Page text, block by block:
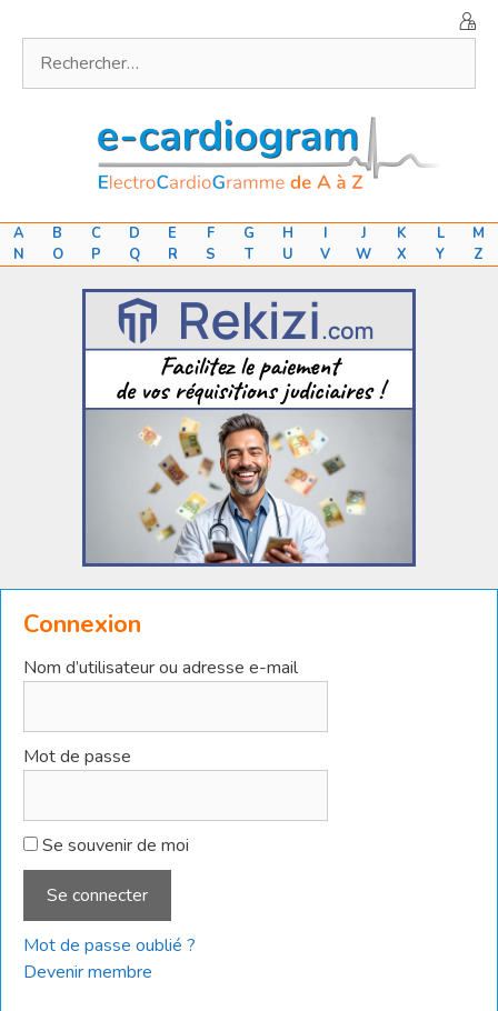
contenu
A B C D E F G H I J K L
M
N
O P Q R S T U V W X Y Z
Connexion
Nom d’utilisateur ou adresse e-mail
Mot de passe
Se souvenir de moi
Mot de passe oublié ?
Devenir membre